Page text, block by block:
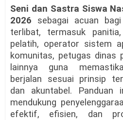
Seni dan Sastra Siswa
2026 sebagai acuan
terlibat, termasuk
pelatih, operator sistem
komunitas, petugas dinas
lainnya guna
berjalan sesuai prinsip
dan akuntabel. Panduan
mendukung
efektif, efisien, dan